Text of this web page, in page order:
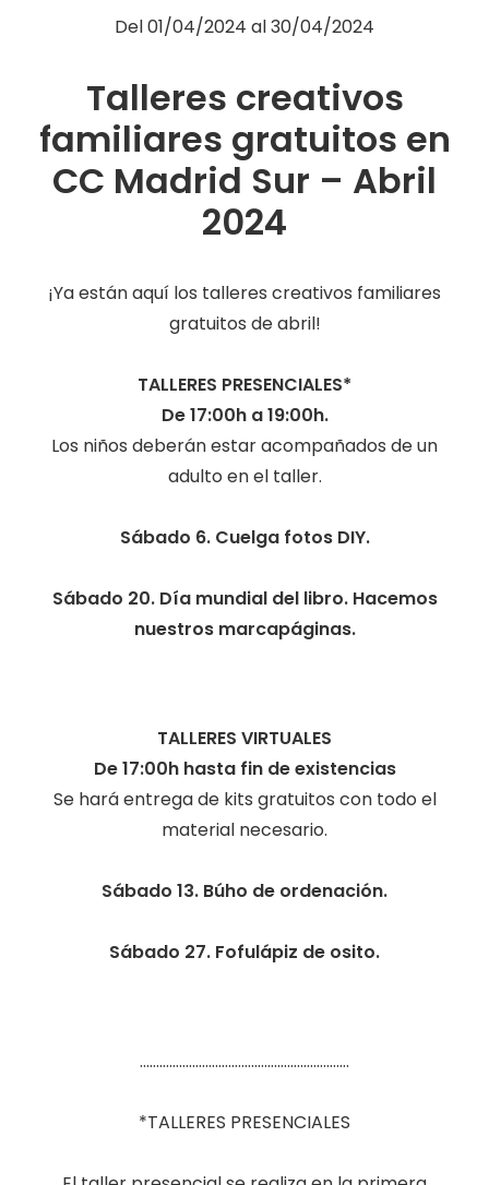
Del01/04/2024 al30/04/2024
Talleres creativos
familiares gratuitos en
CC Madrid Sur – Abril
2024
¡Ya están aquí los talleres creativos familiares
gratuitos de abril!
TALLERES PRESENCIALES*
De 17:00h a 19:00h.
Los niños deberán estar acompañados de un
adulto en el taller.
Sábado 6. Cuelga fotos DIY.
Sábado 20. Día mundial del libro. Hacemos
nuestros marcapáginas.
TALLERES VIRTUALES
De 17:00h hasta fin de existencias
Se hará entrega de kits gratuitos con todo el
material necesario.
Sábado 13. Búho de ordenación.
Sábado 27. Fofulápiz de osito.
……………………………………………………….
*TALLERES PRESENCIALES